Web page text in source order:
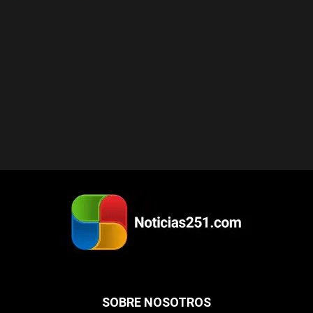
SOBRE NOSOTROS